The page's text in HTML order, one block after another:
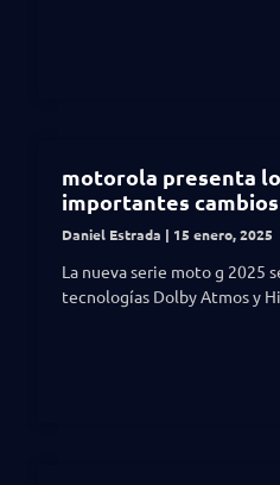
motorola presenta
importantes cambios
Daniel Estrada 15 enero, 2025
La nueva serie moto g 2025
tecnologías Dolby Atmos y